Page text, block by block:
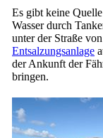
Es gibt keine
Wasser durch
unter der Straße
Entsalzungsanlage
der Ankunft der
bringen.